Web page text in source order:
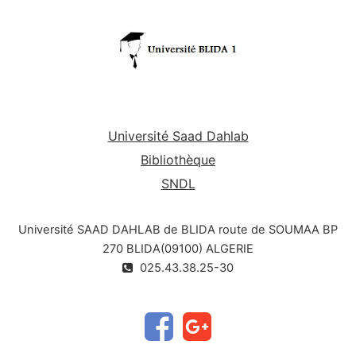
Université Saad Dahlab
Bibliothèque
SNDL
Université SAAD DAHLAB de BLIDA route de SOUMAA BP
270 BLIDA(09100) ALGERIE
025.43.38.25-30